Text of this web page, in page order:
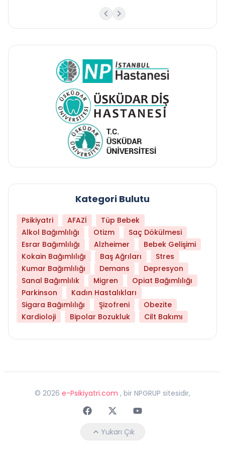
Kategori Bulutu
Psikiyatri AFAZİ
Tüp Bebek
Alkol Bağımlılığı
Otizm
Saç Dökülmesi
Esrar Bağımlılığı
Alzheimer
Bebek Gelişimi
Kokain Bağımlılığı
Baş Ağrıları
Stres
Kumar Bağımlılığı
Demans
Depresyon
Sanal Bağımlılık
Migren
Opiat Bağımlılığı
Parkinson
Kadın Hastalıkları
Sigara Bağımlılığı
Şizofreni
Obezite
Kardioloji
Bipolar Bozukluk Cilt Bakımı
© 2026 e-Psikiyatri.com , bir NPGRUP sitesidir,
FaceebokTwitterYoutube
Yukarı Çık